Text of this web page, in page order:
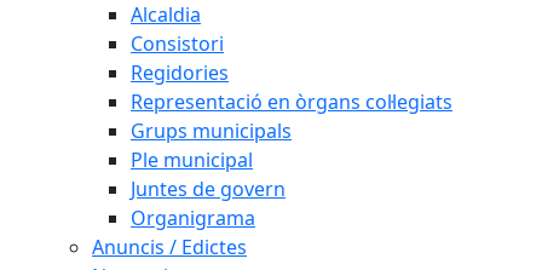
Alcaldia
Consistori
Regidories
Representació en òrgans col·legiats
Grups municipals
Ple municipal
Juntes de govern
Organigrama
Anuncis / Edictes